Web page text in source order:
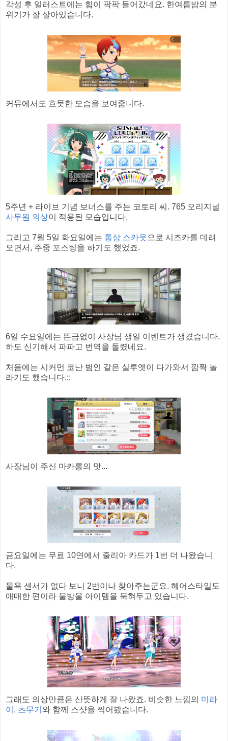
각성 후 일러스트에는 힘이 팍팍 들어갔네요. 한여름밤의 분
위기가 잘 살아있습니다.
커뮤에서도 흐뭇한 모습을 보여줍니다.
5주년 + 라이브 기념 보너스를 주는 코토리 씨. 765 오리지널
사무원 의상이 적용된 모습입니다.
그리고 7월 5일 화요일에는 통상 스카웃으로 시즈카를 데려
오면서, 주중 포스팅을 하기도 했었죠.
6일 수요일에는 뜬금없이 사장님 생일 이벤트가 생겼습니다.
하도 신기해서 파파고 번역을 돌렸네요.
처음에는 시커먼 코난 범인 같은 실루엣이 다가와서 깜짝 놀
라기도 했습니다.;;
사장님이 주신 마카롱의 맛...
금요일에는 무료 10연에서 줄리아 카드가 1번 더 나왔습니
다.
물욕 센서가 없다 보니 2번이나 찾아주는군요. 헤어스타일도
애매한 편이라 물방울 아이템을 묵혀두고 있습니다.
그래도 의상만큼은 산뜻하게 잘 나왔죠. 비슷한 느낌의 미라
이 , 츠무기 와 함께 스샷을 찍어봤습니다.